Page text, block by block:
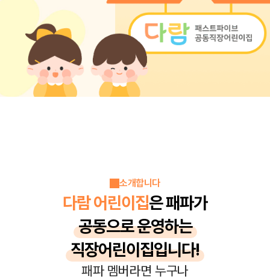
소개합니다
다람 어린이집은 패파가
공동으로 운영하는
직장어린이집입니다!
패파 멤버라면 누구나